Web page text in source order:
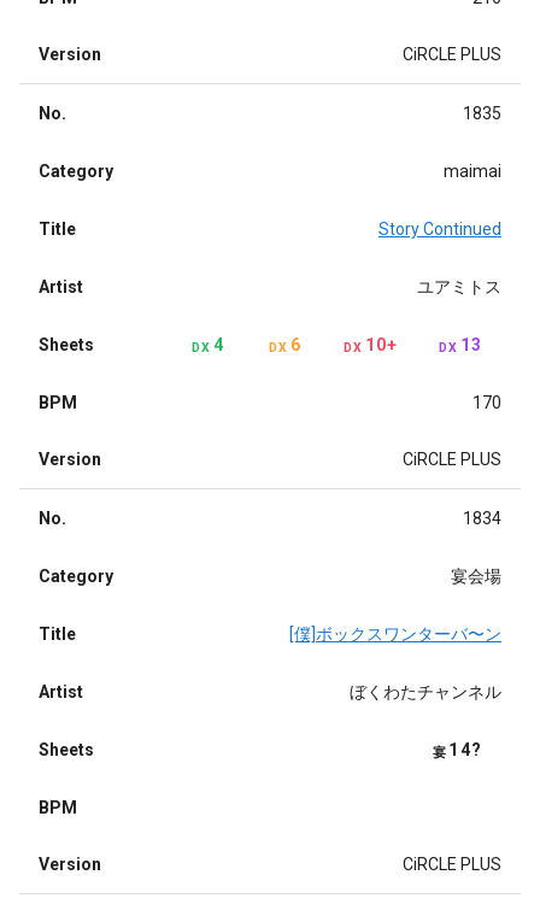
Version CiRCLE PLUS
No. 1835
Category maimai
Title Story Continued
Artist ユアミトス
Sheets DX 4 DX 6 DX 10+ DX 13
BPM 170
Version CiRCLE PLUS
No. 1834
Category 宴会場
Title [僕]ボックスワンターバ〜ン
Artist ぼくわたチャンネル
Sheets 宴 14?
BPM
Version CiRCLE PLUS